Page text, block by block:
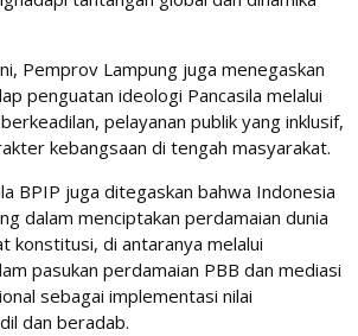
Pemprov Lampung juga menegaskan
penguatan ideologi Pancasila melalui
pelayanan publik yang inklusif,
kebangsaan di tengah masyarakat.
BPIP juga ditegaskan bahwa Indonesia
dalam menciptakan perdamaian dunia
konstitusi, di antaranya melalui
pasukan perdamaian PBB dan mediasi
sebagai implementasi nilai
dan beradab.